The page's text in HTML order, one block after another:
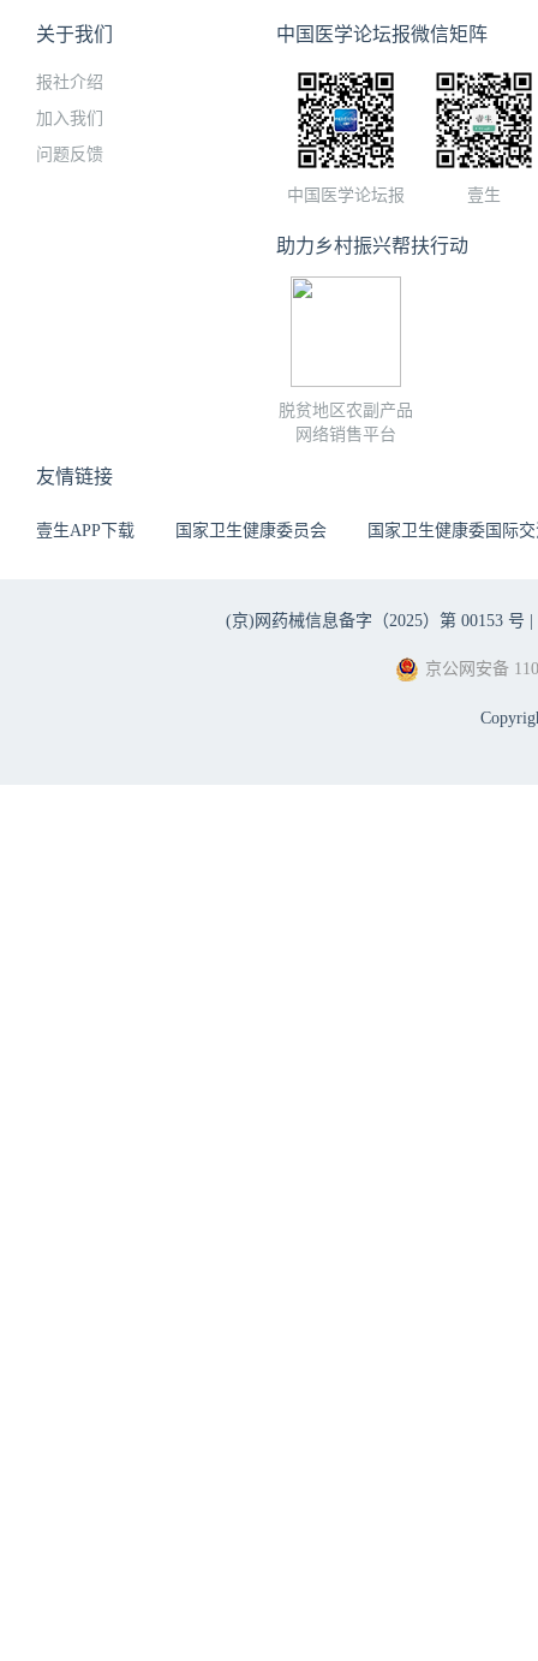
关于我们
报社介绍
加入我们
问题反馈
中国医学论坛报微信矩阵
中国医学论坛报 壹生
助力乡村振兴帮扶行动
脱贫地区农副产品
网络销售平台
友情链接
壹生APP下载 国家卫生健康委员会 国家卫生健康委国际
(京)网药械信息备字（2025）第 00153 号 |
京公网安备